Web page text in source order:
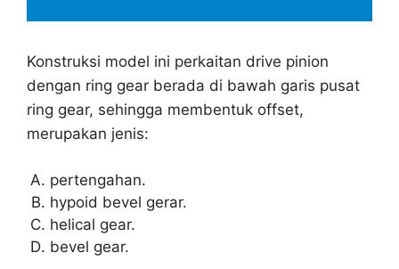
Konstruksi model ini perkaitan drive pinion
dengan ring gear berada di bawah garis pusat
ring gear, sehingga membentuk offset,
merupakan jenis:
pertengahan.
hypoid bevel gerar.
helical gear.
bevel gear.